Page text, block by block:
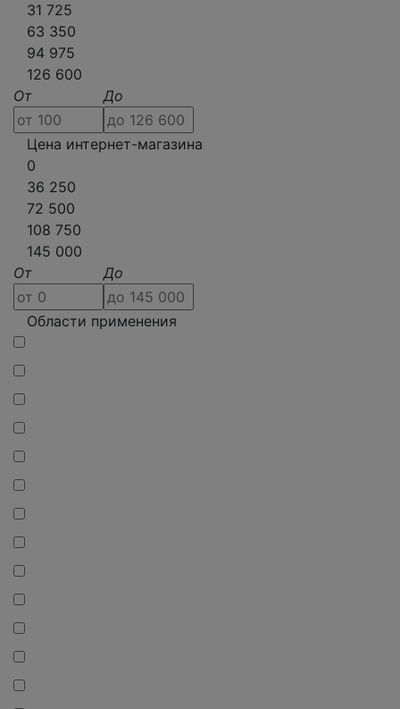
31 725
63 350
94 975
126 600
От
До
Цена интернет-магазина
0
36 250
72 500
108 750
145 000
От
До
Области применения